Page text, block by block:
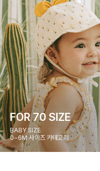
FOR 70 SIZE
BABY SIZE
0~6M 사이즈 카테고리